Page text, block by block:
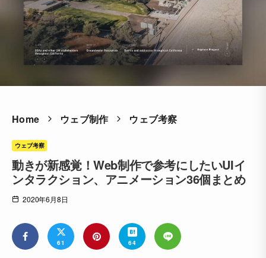
Home ウェブ制作 ウェブ考察
ウェブ考察
動きが新感覚！Web制作で参考にしたいUIイ
ンタラクション、アニメーション36個まとめ
2020年6月8日
61 64